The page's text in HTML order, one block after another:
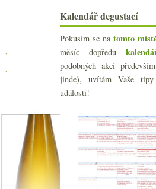
přesnou teplotu
To je ňáký bio víno,
Ryzlink a frankovka
staré keře
Pichler, Walch,
5x pivní speciál z
Guinness
(Norma)lizované víno
Strašnicích
Ze života whisky v
Ze života whisky v
Výsledky ankety
máte obvykle
Malá ostrovní
Kalendář degustací
Pokusím se na tomto
měsíc dopředu
podobných akcí
jinde), uvítám Vaše tipy
události!